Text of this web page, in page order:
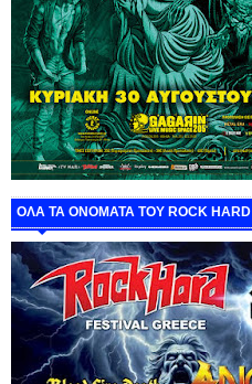
ΟΛΑ ΤΑ ΟΝΟΜΑΤΑ ΤΟΥ ROCK HARD